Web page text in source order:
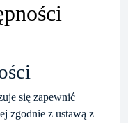
się zapewnić
zgodnie z ustawą z